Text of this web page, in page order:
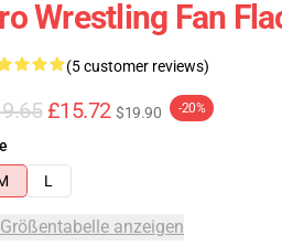
Wrestling Fan
(5 customer reviews)
£15.72 $19.90 -20%
L
Größentabelle anzeigen